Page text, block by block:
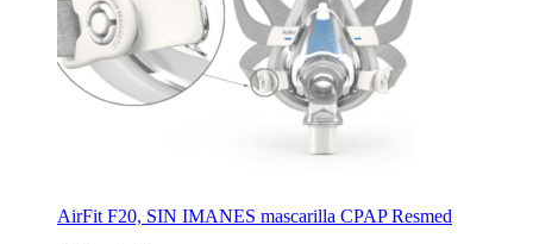
AirFit F20, SIN IMANES mascarilla CPAP Resmed